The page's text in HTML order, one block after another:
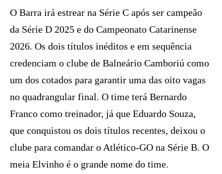
O Barra irá estrear na Série C após ser campeão
da Série D 2025 e do Campeonato Catarinense
2026. Os dois títulos inéditos e em sequência
credenciam o clube de Balneário Camboriú como
um dos cotados para garantir uma das oito vagas
no quadrangular final. O time terá Bernardo
Franco como treinador, já que Eduardo Souza,
que conquistou os dois títulos recentes, deixou o
clube para comandar o Atlético-GO na Série B. O
meia Elvinho é o grande nome do time.